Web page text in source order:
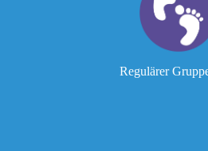
Regulärer
Dienstag–Donnerstag |
5-Wochen-Programm (für
Niveaus: A1.I – C (Anfänger
Max. 6
Preis: BRL 1000 (inkl.